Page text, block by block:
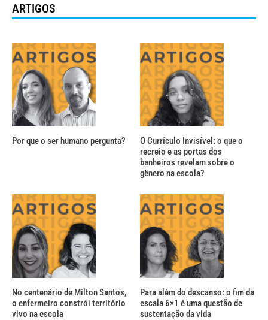
ARTIGOS
Por que o ser humano pergunta?
O Currículo Invisível: o que o
recreio e as portas dos
banheiros revelam sobre o
gênero na escola?
No centenário de Milton Santos,
o enfermeiro constrói território
vivo na escola
Para além do descanso: o fim da
escala 6×1 é uma questão de
sustentação da vida